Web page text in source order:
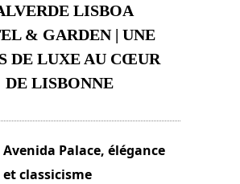
LISBOA
& GARDEN | UNE
DE LUXE AU CŒUR
DE LISBONNE
Avenida Palace, élégance
et classicisme